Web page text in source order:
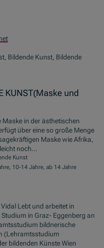
Bildende Kunst, Bildende
KUNST(Maske und
in der ästhetischen
über eine so große Menge
Maske wie Afrika,
noch...
Kunst
10-14 Jahre, ab 14 Jahre
Lebt und arbeitet in
in Graz- Eggenberg an
bildnerische
(Lehramtsstudium
bildenden Künste Wien